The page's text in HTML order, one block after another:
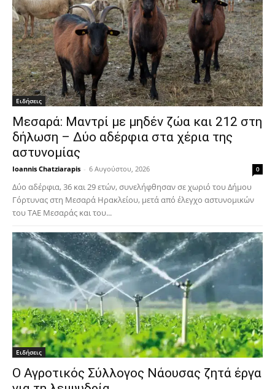
Ειδήσεις
Μεσαρά: Μαντρί με μηδέν ζώα και 212 στη
δήλωση – Δύο αδέρφια στα χέρια της
αστυνομίας
Ioannis Chatziarapis - 6 Αυγούστου, 2026 0
Δύο αδέρφια, 36 και 29 ετών, συνελήφθησαν σε χωριό του Δήμου
Γόρτυνας στη Μεσαρά Ηρακλείου, μετά από έλεγχο αστυνομικών
του ΤΑΕ Μεσαράς και του...
Ειδήσεις
Ο Αγροτικός Σύλλογος Νάουσας ζητά έργα